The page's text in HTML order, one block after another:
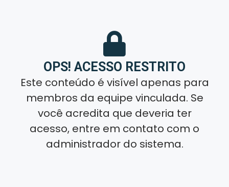
OPS! ACESSO RESTRITO
Este conteúdo é visível apenas para
membros da equipe vinculada. Se
você acredita que deveria ter
acesso, entre em contato com o
administrador do sistema.